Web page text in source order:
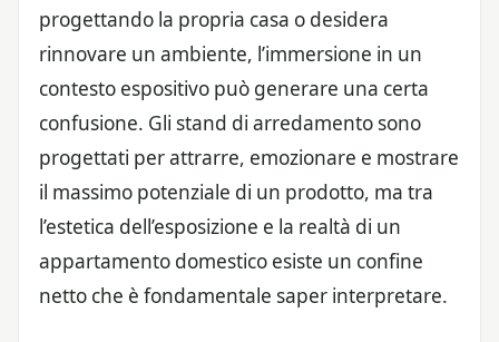
progettando la propria casa o desidera
rinnovare un ambiente, l’immersione in un
contesto espositivo può generare una certa
confusione. Gli stand di arredamento sono
progettati per attrarre, emozionare e mostrare
il massimo potenziale di un prodotto, ma tra
l’estetica dell’esposizione e la realtà di un
appartamento domestico esiste un confine
netto che è fondamentale saper interpretare.